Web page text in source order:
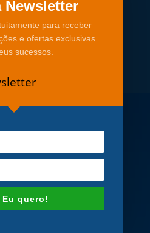
para
Newsletter
para receber
e ofertas exclusivas
sucessos.
Eu quero!